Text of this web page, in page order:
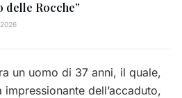
delle Rocche”
un uomo di 37 anni, il quale,
dell’accaduto,